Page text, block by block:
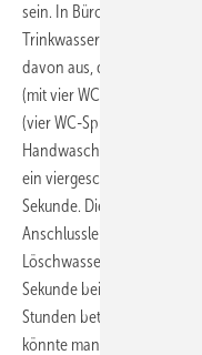
sein. In Bürogebäuden
Trinkwasserbedarf
davon aus, dass jede Etage
(mit vier WC-Spülkästen,
(vier WC-Spülkästen, drei
Handwaschbecken) sowie
ein viergeschossiges Haus
Sekunde. Die auf diesen
Anschlussleitung des
Löschwasser-
Sekunde beisteuern. Die
Stunden betragen. Auf die
könnte man zwar kommen,